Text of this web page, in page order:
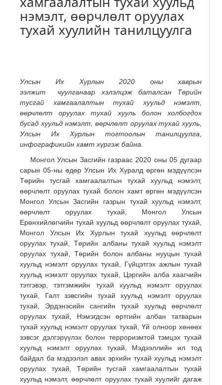
нэмэлт, өөрчлөлт оруулах
тухай хуулийн танилцуулга
Улсын Их Хурлын 2020 оны хаврын
ээлжит чуулганаар хэлэлцэж баталсан Төрийн
тусгай хамгаалалтын тухай хуульд нэмэлт,
өөрчлөлт оруулах тухай хууль болон холбогдох
бусад хуульд нэмэлт, өөрчлөлт оруулах тухай хууль,
Улсын Их Хурлын тогтоолын танилцуулга,
инфографикийн хамт хүргэж байна.
Монгол Улсын Засгийн газраас 2020 оны 05 дугаар
сарын 05-ны өдөр Улсын Их Хуралд өргөн мэдүүлсэн
Төрийн тусгай хамгаалалтын тухай хуульд нэмэлт,
өөрчлөлт оруулах тухай болон хамт өргөн мэдүүлсэн
Монгол Улсын Засгийн газрын тухай хуульд нэмэлт,
өөрчлөлт оруулах тухай, Монгол Улсын
Ерөнхийлөгчийн тухай хуульд өөрчлөлт оруулах тухай,
Монгол Улсын Их Хурлын тухай хуульд өөрчлөлт
оруулах тухай, Төрийн албаны тухай хуульд нэмэлт
оруулах тухай, Төрийн болон албаны нууцын тухай
хуульд нэмэлт оруулах тухай, Гүйцэтгэх ажлын тухай
хуульд нэмэлт оруулах тухай, Цэргийн алба хаагчийн
тэтгэвэр, тэтгэмжийн тухай хуульд нэмэлт оруулах
тухай, Галт зэвсгийн тухай хуульд нэмэлт оруулах
тухай, Эрдэнэсийн сангийн тухай хуульд өөрчлөлт
оруулах тухай, Нэмэгдсэн өртгийн албан татварын
тухай хуульд нэмэлт оруулах тухай, Үй олноор хөнөөх
зэвсэг дэлгэрүүлэх болон терроризмтой тэмцэх тухай
хуульд нэмэлт оруулах тухай, Мэдээллийн ил тод
байдал ба мэдээлэл авах эрхийн тухай хуульд нэмэлт
оруулах тухай, Төрийн тусгай хамгаалалтын тухай
хуульд нэмэлт, өөрчлөлт оруулах тухай хуулийг дагаж